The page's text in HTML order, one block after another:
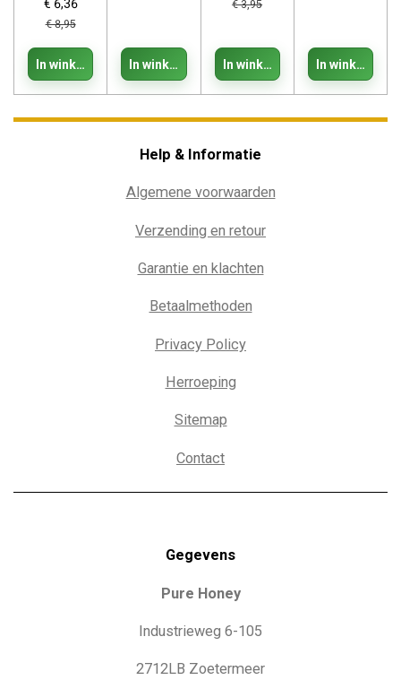
€ 6,36
€ 8,95
In winkelwagen In winkelwagen
€ 3,95
In winkelwagen In
Help & Informatie
Algemene voorwaarden
Verzending en retour
Garantie en klachten
Betaalmethoden
Privacy Policy
Herroeping
Sitemap
Contact
Gegevens
Pure Honey
Industrieweg 6-105
2712LB Zoetermeer